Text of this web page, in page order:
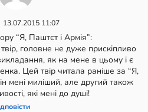
13.07.2015 11:07
“Я, Паштєт і Армія”:
головне не дуже прискіпливо
як на мене в цьому і є
Цей твір читала раніше за “Я,
мені миліший, але другий також
які мені до душі!